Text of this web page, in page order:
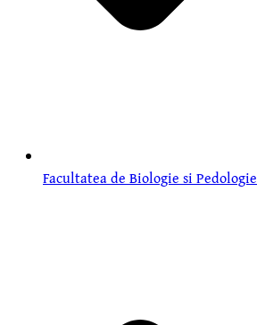
Facultatea de Biologie si Pedologie